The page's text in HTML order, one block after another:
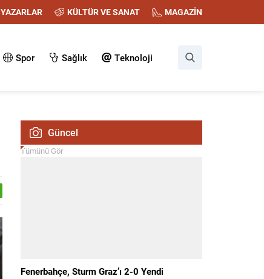
YAZARLAR KÜLTÜR VE SANAT MAGAZİN
Spor Sağlık Teknoloji
Güncel
Tümünü Gör
Fenerbahçe, Sturm Graz’ı 2-0 Yendi